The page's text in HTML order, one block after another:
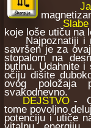
koje loše utiču na
Najpoznatiji i
savršen je za
stopalom na
butinu. Udahnite
očiju dišite
ovog položaja
svakodnevno.
DEJSTVO-
tome povoljno
potenciju i utiče